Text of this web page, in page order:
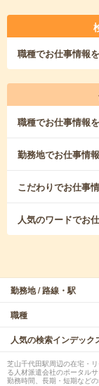
職種でお仕事情報
職種でお仕事情報
勤務地でお仕事情
こだわりでお仕事
人気のワードでお
勤務地 / 路線・駅
職種
人気の検索インデック
芝山千代田駅周辺の在宅・
る人材派遣会社のポータル
勤務時間、長期・短期など